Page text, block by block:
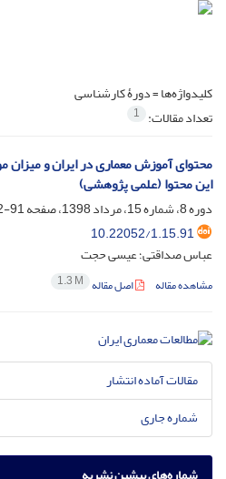
کلیدواژه‌ها =دورۀ کارشناسی
تعداد مقالات: 1
محتوای آموزش معماری در ایران و میزان
این محتوا (علمی پژوهشی)
دوره 8، شماره 15، مرداد 1398، صفحه
91-112
10.22052/1.15.91
عباس صداقتی؛ عیسی حجت
مشاهده مقاله اصل مقاله 1.3 M
مقالات آماده انتشار
شماره جاری